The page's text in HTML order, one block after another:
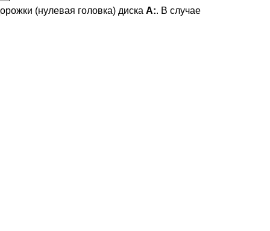
(нулевая головка) диска А:. В случае